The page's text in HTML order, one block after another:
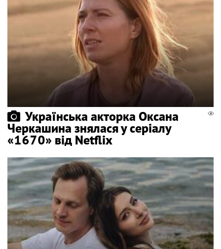
Українська акторка Оксана
Черкашина знялася у серіалу
«1670» від Netflix